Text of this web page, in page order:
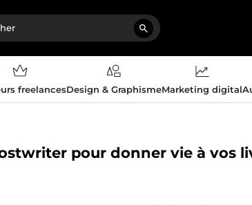
freelancesDesign & GraphismeMarketing digital
pour donner vie à vos